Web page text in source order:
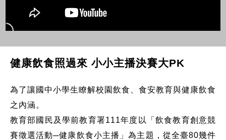
健康飲食照過來 小小主播決賽大PK
為了讓國中小學生瞭解校園飲食、食安教育與健康飲食
之內涵。
教育部國民及學前教育署111年度以「飲食教育創意競
賽徵選活動─健康飲食小主播」為主題，從全臺80幾件